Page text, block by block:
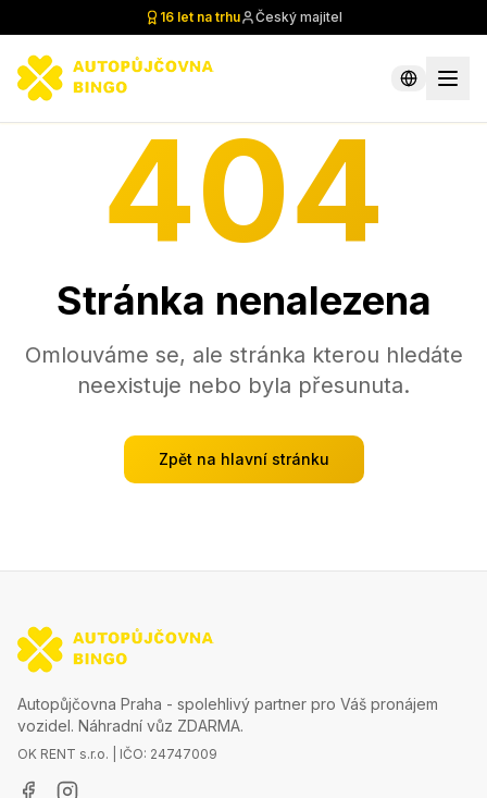
16 let na trhu Český majitel
404
Stránka nenalezena
Omlouváme se, ale stránka kterou hledáte
neexistuje nebo byla přesunuta.
Zpět na hlavní stránku
Autopůjčovna Praha - spolehlivý partner pro Váš pronájem
vozidel. Náhradní vůz ZDARMA.
OK RENT s.r.o. | IČO: 24747009